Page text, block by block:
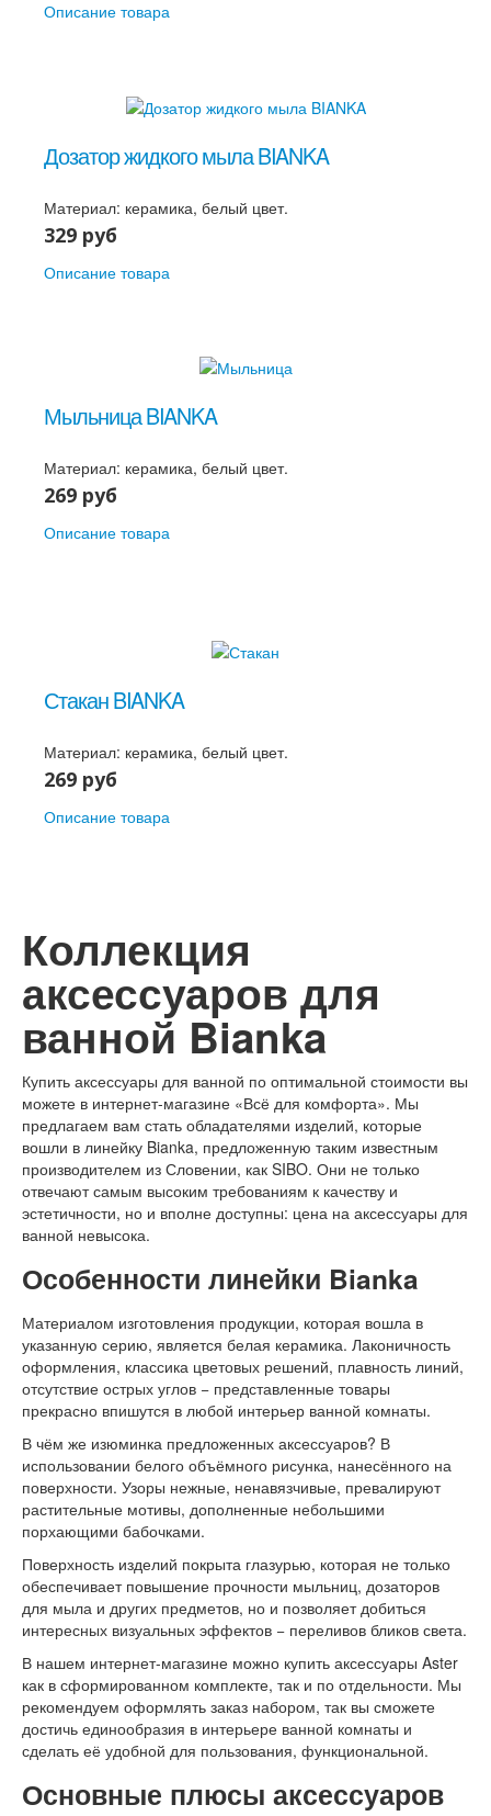
Описание товара
Дозатор жидкого мыла BIANKA
Материал: керамика, белый цвет.
329 руб
Описание товара
Мыльница BIANKA
Материал: керамика, белый цвет.
269 руб
Описание товара
Стакан BIANKA
Материал: керамика, белый цвет.
269 руб
Описание товара
Коллекция
аксессуаров для
ванной Bianka
Купить аксессуары для ванной по оптимальной стоимости вы
можете в интернет-магазине «Всё для комфорта». Мы
предлагаем вам стать обладателями изделий, которые
вошли в линейку Bianka, предложенную таким известным
производителем из Словении, как SIBO. Они не только
отвечают самым высоким требованиям к качеству и
эстетичности, но и вполне доступны: цена на аксессуары для
ванной невысока.
Особенности линейки Bianka
Материалом изготовления продукции, которая вошла в
указанную серию, является белая керамика. Лаконичность
оформления, классика цветовых решений, плавность линий,
отсутствие острых углов − представленные товары
прекрасно впишутся в любой интерьер ванной комнаты.
В чём же изюминка предложенных аксессуаров? В
использовании белого объёмного рисунка, нанесённого на
поверхности. Узоры нежные, ненавязчивые, превалируют
растительные мотивы, дополненные небольшими
порхающими бабочками.
Поверхность изделий покрыта глазурью, которая не только
обеспечивает повышение прочности мыльниц, дозаторов
для мыла и других предметов, но и позволяет добиться
интересных визуальных эффектов − переливов бликов света.
В нашем интернет-магазине можно купить аксессуары Aster
как в сформированном комплекте, так и по отдельности. Мы
рекомендуем оформлять заказ набором, так вы сможете
достичь единообразия в интерьере ванной комнаты и
сделать её удобной для пользования, функциональной.
Основные плюсы аксессуаров